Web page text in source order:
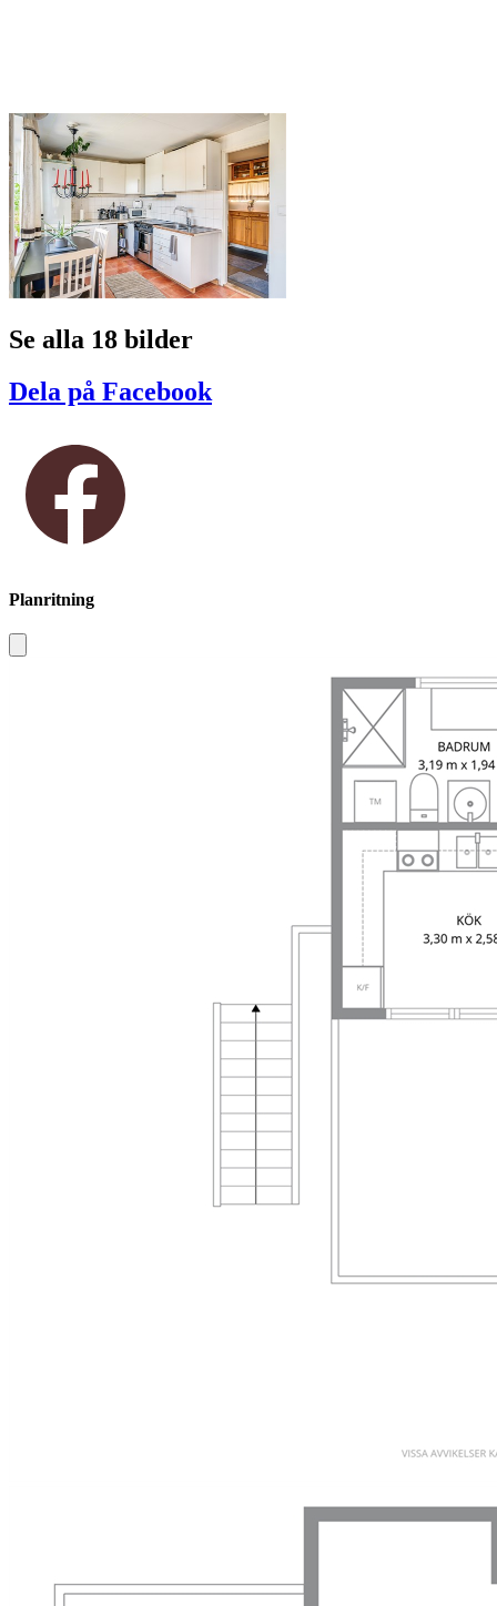
Se alla 18 bilder
Dela på Facebook
Planritning